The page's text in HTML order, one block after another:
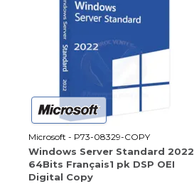
Microsoft - P73-08329-COPY
Windows Server Standard 2022
64Bits Français1 pk DSP OEI
Digital Copy